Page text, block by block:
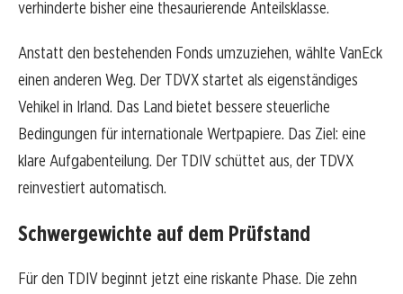
verhinderte bisher eine thesaurierende Anteilsklasse.
Anstatt den bestehenden Fonds umzuziehen, wählte VanEck
einen anderen Weg. Der TDVX startet als eigenständiges
Vehikel in Irland. Das Land bietet bessere steuerliche
Bedingungen für internationale Wertpapiere. Das Ziel: eine
klare Aufgabenteilung. Der TDIV schüttet aus, der TDVX
reinvestiert automatisch.
Schwergewichte auf dem Prüfstand
Für den TDIV beginnt jetzt eine riskante Phase. Die zehn